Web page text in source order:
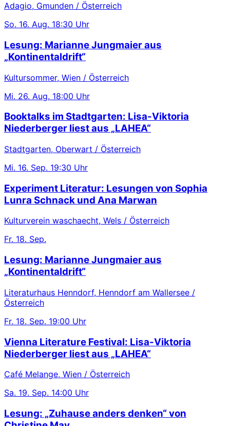
Adagio, Gmunden / Österreich
So. 16. Aug. 18:30 Uhr
Lesung: Marianne Jungmaier aus
„Kontinentaldrift“
Kultursommer, Wien / Österreich
Mi. 26. Aug. 18:00 Uhr
Booktalks im Stadtgarten: Lisa-Viktoria
Niederberger liest aus „LAHEA“
Stadtgarten, Oberwart / Österreich
Mi. 16. Sep. 19:30 Uhr
Experiment Literatur: Lesungen von Sophia
Lunra Schnack und Ana Marwan
Kulturverein waschaecht, Wels / Österreich
Fr. 18. Sep.
Lesung: Marianne Jungmaier aus
„Kontinentaldrift“
Literaturhaus Henndorf, Henndorf am Wallersee /
Österreich
Fr. 18. Sep. 19:00 Uhr
Vienna Literature Festival: Lisa-Viktoria
Niederberger liest aus „LAHEA“
Café Melange, Wien / Österreich
Sa. 19. Sep. 14:00 Uhr
Lesung: „Zuhause anders denken“ von